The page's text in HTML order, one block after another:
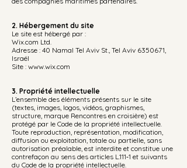
2. Hébergement du site
Le site est hébergé par :
Wix.com Ltd.
Adresse : 40 Namal Tel Aviv St., Tel Aviv 6350671,
Israël
Site : www.wix.com
3. Propriété intellectuelle
L’ensemble des éléments présents sur le site
(textes, images, logos, vidéos, graphismes,
structure, marque Rencontres en croisière) est
protégé par le Code de la propriété intellectuelle.
Toute reproduction, représentation, modification,
diffusion ou exploitation, totale ou partielle, sans
autorisation préalable, est interdite et constitue une
contrefaçon au sens des articles L.111‑1 et suivants
du Code de la propriété intellectuelle.